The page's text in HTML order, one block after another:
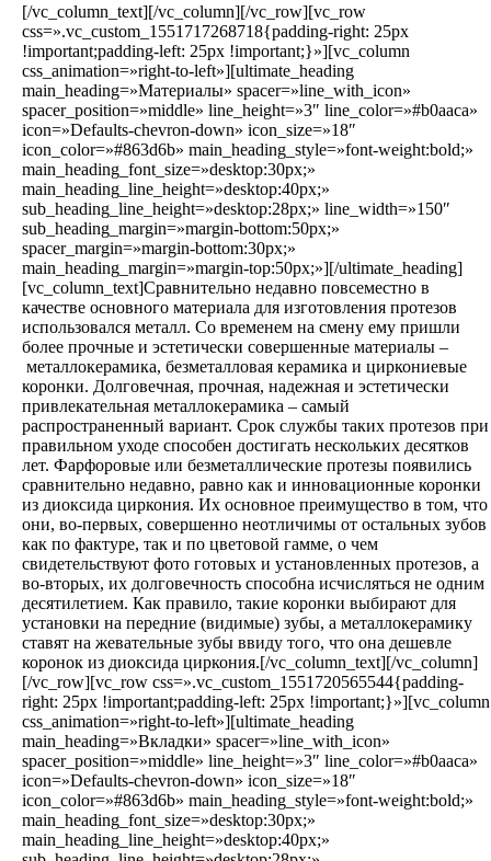
[/vc_column_text][/vc_column][/vc_row][vc_row
css=».vc_custom_1551717268718{padding-right: 25px
!important;padding-left: 25px !important;}»][vc_column
css_animation=»right-to-left»][ultimate_heading
main_heading=»Материалы» spacer=»line_with_icon»
spacer_position=»middle» line_height=»3″ line_color=»#b0aaca»
icon=»Defaults-chevron-down» icon_size=»18″
icon_color=»#863d6b» main_heading_style=»font-weight:bold;»
main_heading_font_size=»desktop:30px;»
main_heading_line_height=»desktop:40px;»
sub_heading_line_height=»desktop:28px;» line_width=»150″
sub_heading_margin=»margin-bottom:50px;»
spacer_margin=»margin-bottom:30px;»
main_heading_margin=»margin-top:50px;»][/ultimate_heading]
[vc_column_text]Сравнительно недавно повсеместно в
качестве основного материала для изготовления протезов
использовался металл. Со временем на смену ему пришли
более прочные и эстетически совершенные материалы –
металлокерамика, безметалловая керамика и циркониевые
коронки. Долговечная, прочная, надежная и эстетически
привлекательная металлокерамика – самый
распространенный вариант. Срок службы таких протезов при
правильном уходе способен достигать нескольких десятков
лет. Фарфоровые или безметаллические протезы появились
сравнительно недавно, равно как и инновационные коронки
из диоксида циркония. Их основное преимущество в том, что
они, во-первых, совершенно неотличимы от остальных зубов
как по фактуре, так и по цветовой гамме, о чем
свидетельствуют фото готовых и установленных протезов, а
во-вторых, их долговечность способна исчисляться не одним
десятилетием. Как правило, такие коронки выбирают для
установки на передние (видимые) зубы, а металлокерамику
ставят на жевательные зубы ввиду того, что она дешевле
коронок из диоксида циркония.[/vc_column_text][/vc_column]
[/vc_row][vc_row css=».vc_custom_1551720565544{padding-
right: 25px !important;padding-left: 25px !important;}»][vc_column
css_animation=»right-to-left»][ultimate_heading
main_heading=»Вкладки» spacer=»line_with_icon»
spacer_position=»middle» line_height=»3″ line_color=»#b0aaca»
icon=»Defaults-chevron-down» icon_size=»18″
icon_color=»#863d6b» main_heading_style=»font-weight:bold;»
main_heading_font_size=»desktop:30px;»
main_heading_line_height=»desktop:40px;»